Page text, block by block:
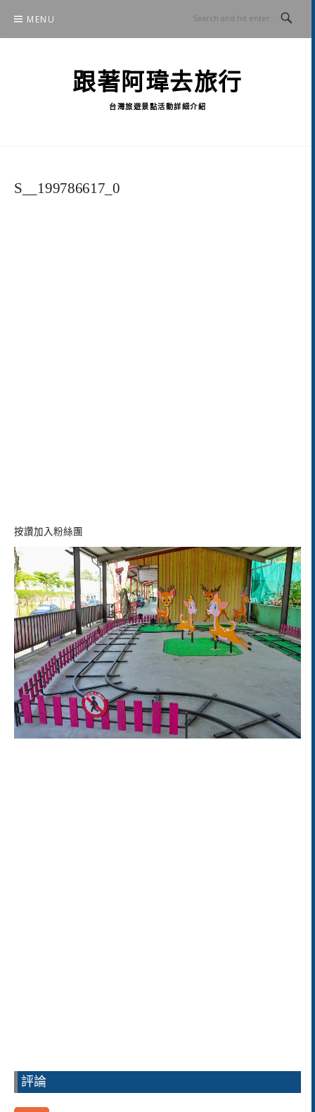
content
MENU
跟著阿瑋去旅行
台灣旅遊景點活動詳細介紹
S__199786617_0
按讚加入粉絲團
評論